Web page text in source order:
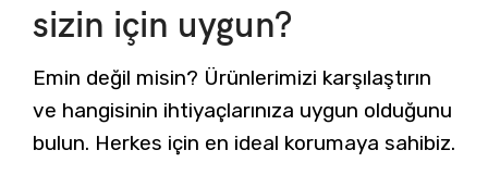
sizin için uygun?
Emin değil misin? Ürünlerimizi karşılaştırın
ve hangisinin ihtiyaçlarınıza uygun olduğunu
bulun. Herkes için en ideal korumaya sahibiz.